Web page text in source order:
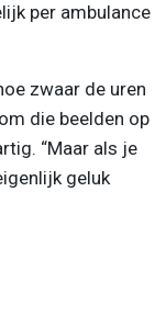
per ambulance
zwaar de uren
die beelden op
“Maar als je
geluk